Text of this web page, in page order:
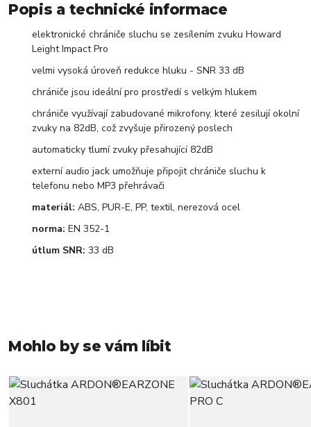
Popis a technické informace
elektronické chrániče sluchu se zesílením zvuku Howard
Leight Impact Pro
velmi vysoká úroveň redukce hluku - SNR 33 dB
chrániče jsou ideální pro prostředí s velkým hlukem
chrániče využívají zabudované mikrofony, které zesilují okolní
zvuky na 82dB, což zvyšuje přirozený poslech
automaticky tlumí zvuky přesahující 82dB
externí audio jack umožňuje připojit chrániče sluchu k
telefonu nebo MP3 přehrávači
materiál: ABS, PUR-E, PP, textil, nerezová ocel
norma: EN 352-1
útlum SNR: 33 dB
Mohlo by se vám líbit